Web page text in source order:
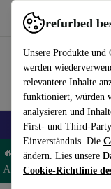
refurbed
Unsere Produkte und
werden
relevantere Inhalte
funktioniert, würden
analysieren und
First- und Third-
Einverständnis. Die
ändern. Lies unsere
Cookie-Richtlinie
refurbed schnell und
🎒 Back to school
🔥 Spare 5 % EXTRA
AIRWATCH5 -AGB